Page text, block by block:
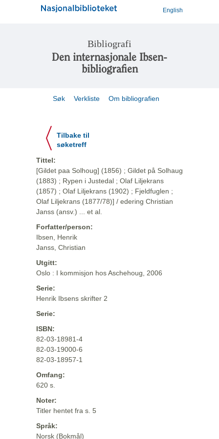
English
Bibliografi
Den internasjonale Ibsen-
bibliografien
Søk Verkliste Om bibliografien
Tilbake til
søketreff
Tittel:
[Gildet paa Solhoug] (1856) ; Gildet på Solhaug
(1883) ; Rypen i Justedal ; Olaf Liljekrans
(1857) ; Olaf Liljekrans (1902) ; Fjeldfuglen ;
Olaf Liljekrans (1877/78)] / edering Christian
Janss (ansv.) ... et al.
Forfatter/person:
Ibsen, Henrik
Janss, Christian
Utgitt:
Oslo : I kommisjon hos Aschehoug, 2006
Serie:
Henrik Ibsens skrifter 2
Serie:
ISBN:
82-03-18981-4
82-03-19000-6
82-03-18957-1
Omfang:
620 s.
Noter:
Titler hentet fra s. 5
Språk:
Norsk (Bokmål)